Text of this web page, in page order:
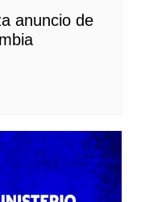
anuncio de